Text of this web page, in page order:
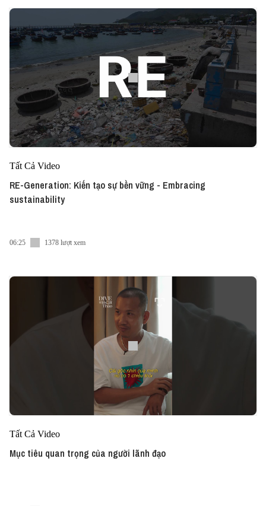
Tất Cả Video
RE-Generation: Kiến tạo sự bền vững - Embracing
sustainability
06:25 1378 lượt xem
Tất Cả Video
Mục tiêu quan trọng của người lãnh đạo